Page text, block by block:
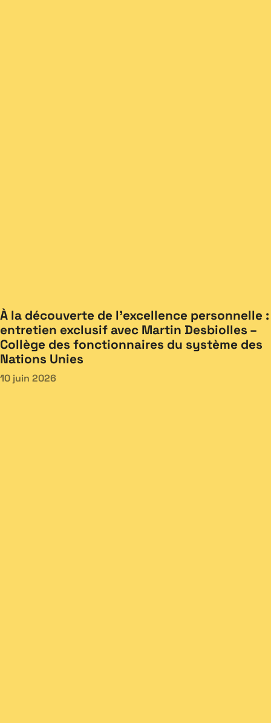
À la découverte de l’excellence personnelle :
entretien exclusif avec Martin Desbiolles –
Collège des fonctionnaires du système des
Nations Unies
10 juin 2026